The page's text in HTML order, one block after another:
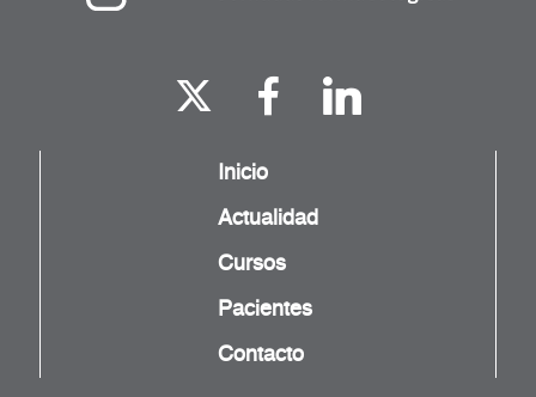
Inicio
Actualidad
Cursos
Pacientes
Contacto